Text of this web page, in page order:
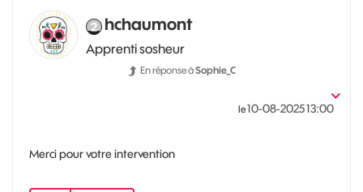
hchaumont
Apprenti sosheur
En réponse àSophie_C
le‎10-08-202513:00
Merci pour votre intervention